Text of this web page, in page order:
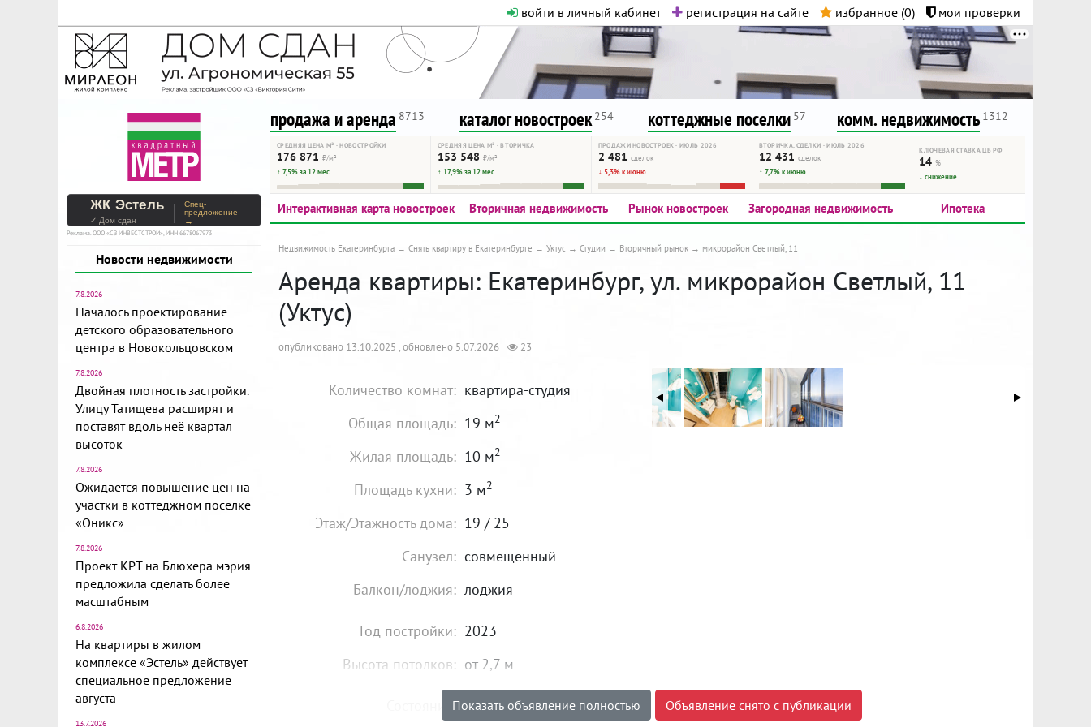
войти в личный кабинет регистрация на сайте избранное (0) мои проверки
На Метре реклама - только нормальная. Никакого шок-контента.
Помогайте независимому ресурсу, как он помогает вам. Удачи!
продажа и аренда 8713 каталог новостроек 254 коттеджные поселки 57 комм. недвижимость 1312
СРЕДНЯЯ ЦЕНА М² · НОВОСТРОЙКИ
176 871 ₽/м²
↑ 7,5% за 12 мес.
СРЕДНЯЯ ЦЕНА М² · ВТОРИЧКА
153 548 ₽/м²
↑ 17,9% за 12 мес.
ПРОДАЖИ НОВОСТРОЕК · ИЮЛЬ 2026
2 481 сделок
↓ 5,3% к июню
ВТОРИЧКА, СДЕЛКИ · ИЮЛЬ 2026
12 431 сделок
↑ 7,7% к июню
КЛЮЧЕВАЯ СТАВКА ЦБ РФ
14%
↓ снижение
ЖК Эстель
✓ Дом сдан
Спец-
предложение
→
Реклама. ООО «СЗ ИНВЕСТСТРОЙ», ИНН 6678067973
Новости недвижимости
7.8.2026
Началось проектирование
детского образовательного
центра в Новокольцовском
7.8.2026
Двойная плотность застройки.
Улицу Татищева расширят и
поставят вдоль неё квартал
высоток
7.8.2026
Ожидается повышение цен на
участки в коттеджном посёлке
«Оникс»
7.8.2026
Проект КРТ на Блюхера мэрия
предложила сделать более
масштабным
6.8.2026
На квартиры в жилом
комплексе «Эстель» действует
специальное предложение
августа
13.7.2026
Интерактивная карта новостроек Вторичная недвижимость Рынок новостроек Загородная недвижимость Ипотека
Недвижимость Екатеринбурга Снять квартиру в Екатеринбурге Уктус Студии Вторичный рынок микрорайон Светлый, 11
Аренда квартиры: Екатеринбург, ул. микрорайон Светлый, 11
(Уктус)
опубликовано 13.10.2025 , обновлено 5.07.2026 23
Количество комнат: квартира-студия
Общая площадь: 19 м2
Жилая площадь: 10 м2
Площадь кухни: 3 м2
Этаж/Этажность дома: 19 / 25
Санузел: совмещенный
Балкон/лоджия: лоджия
Год постройки: 2023
Высота потолков: от 2,7 м
Состояние: хорошее
Показать объявление полностью Объявление снято с публикации